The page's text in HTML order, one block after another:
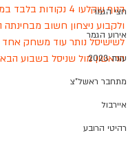
חצי הגמר
אירוע הגמר
עונת 2023
מתחבר ראשל"צ
איירבול
רהיטי הרובע
הנוף שקלעו 4 נקודות
ולקבוע ניצחון חשוב מבחינתה
לשישיסל נותר עוד משחק אחד
הראשון מול שניסל בשבוע